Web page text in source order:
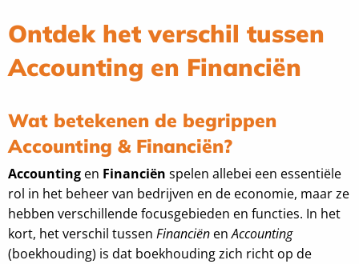
Ontdek het verschil tussen
Accounting en Financiën
Wat betekenen de begrippen
Accounting & Financiën?
Accounting en Financiën spelen allebei een essentiële
rol in het beheer van bedrijven en de economie, maar ze
hebben verschillende focusgebieden en functies. In het
kort, het verschil tussen Financiën enAccounting
(boekhouding) is dat boekhouding zich richt op de